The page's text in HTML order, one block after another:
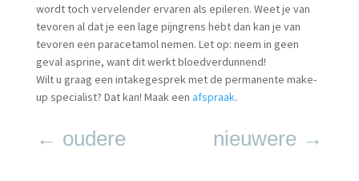
wordt toch vervelender ervaren als epileren. Weet je van
tevoren al dat je een lage pijngrens hebt dan kan je van
tevoren een paracetamol nemen. Let op: neem in geen
geval asprine, want dit werkt bloedverdunnend!
Wilt u graag een intakegesprek met de permanente make-
up specialist? Dat kan! Maak een afspraak.
← oudere nieuwere →